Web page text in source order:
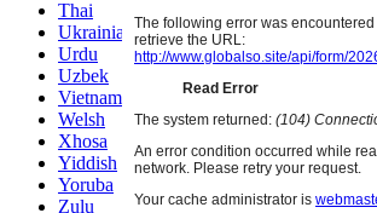
Thai
Ukrainian
Urdu
Uzbek
Vietnamese
Welsh
Xhosa
Yiddish
Yoruba
Zulu